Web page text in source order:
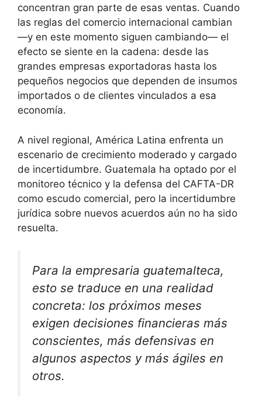
concentran gran parte de esas ventas. Cuando
las reglas del comercio internacional cambian
—y en este momento siguen cambiando— el
efecto se siente en la cadena: desde las
grandes empresas exportadoras hasta los
pequeños negocios que dependen de insumos
importados o de clientes vinculados a esa
economía.
A nivel regional, América Latina enfrenta un
escenario de crecimiento moderado y cargado
de incertidumbre. Guatemala ha optado por el
monitoreo técnico y la defensa del CAFTA-DR
como escudo comercial, pero la incertidumbre
jurídica sobre nuevos acuerdos aún no ha sido
resuelta.
Para la empresaria guatemalteca,
esto se traduce en una realidad
concreta: los próximos meses
exigen decisiones financieras más
conscientes, más defensivas en
algunos aspectos y más ágiles en
otros.